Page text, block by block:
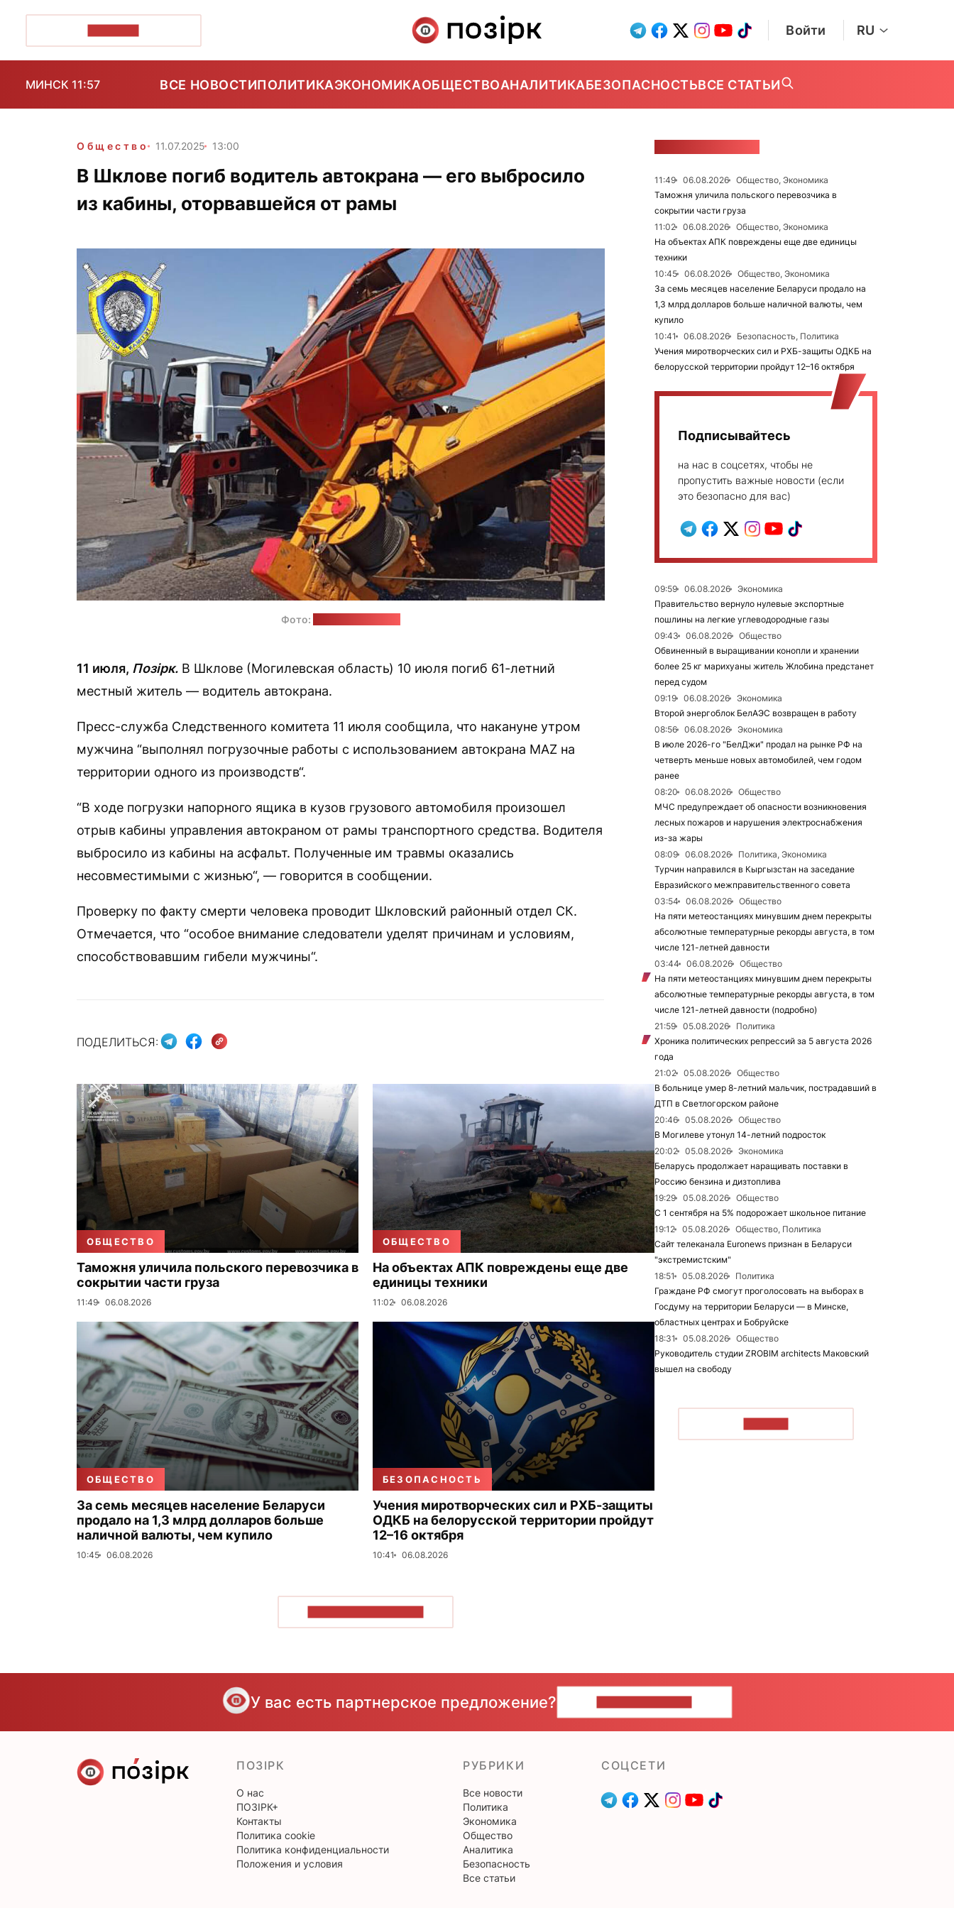
Войти RU
МИНСК 11:57 ВСЕ НОВОСТИПОЛИТИКАЭКОНОМИКАОБЩЕСТВОАНАЛИТИКАБЕЗОПАСНОСТЬВСЕ СТАТЬИ
Общество 11.07.2025 13:00
В Шклове погиб водитель автокрана — его выбросило
из кабины, оторвавшейся от рамы
Фото:
11 июля, Позірк. В Шклове (Могилевская область) 10 июля погиб 61-летний
местный житель — водитель автокрана.
Пресс-служба Следственного комитета 11 июля сообщила, что накануне утром
мужчина “выполнял погрузочные работы с использованием автокрана MAZ на
территории одного из производств“.
“В ходе погрузки напорного ящика в кузов грузового автомобиля произошел
отрыв кабины управления автокраном от рамы транспортного средства. Водителя
выбросило из кабины на асфальт. Полученные им травмы оказались
несовместимыми с жизнью“, — говорится в сообщении.
Проверку по факту смерти человека проводит Шкловский районный отдел СК.
Отмечается, что “особое внимание следователи уделят причинам и условиям,
способствовавшим гибели мужчины“.
ПОДЕЛИТЬСЯ:
ОБЩЕСТВО
Таможня уличила польского перевозчика в
сокрытии части груза
11:49 06.08.2026
ОБЩЕСТВО
На объектах АПК повреждены еще две
единицы техники
11:02 06.08.2026
ОБЩЕСТВО
За семь месяцев население Беларуси
продало на 1,3 млрд долларов больше
наличной валюты, чем купило
10:45 06.08.2026
БЕЗОПАСНОСТЬ
Учения миротворческих сил и РХБ-защиты
ОДКБ на белорусской территории пройдут
12–16 октября
10:41 06.08.2026
11:49 06.08.2026
Общество, Экономика
Таможня уличила польского перевозчика в
сокрытии части груза
11:02
06.08.2026
Общество, Экономика
На объектах АПК повреждены еще две единицы
техники
10:45
06.08.2026
Общество, Экономика
За семь месяцев население Беларуси продало на
1,3 млрд долларов больше наличной валюты, чем
купило
10:41
06.08.2026
Безопасность, Политика
Учения миротворческих сил и РХБ-защиты ОДКБ на
белорусской территории пройдут 12–16 октября
Подписывайтесь
на нас в соцсетях, чтобы не
пропустить важные новости (если
это безопасно для вас)
09:59 06.08.2026
Экономика
Правительство вернуло нулевые экспортные
пошлины на легкие углеводородные газы
09:43
06.08.2026
Общество
Обвиненный в выращивании конопли и хранении
более 25 кг марихуаны житель Жлобина предстанет
перед судом
09:19
06.08.2026
Экономика
Второй энергоблок БелАЭС возвращен в работу
08:56
06.08.2026
Экономика
В июле 2026-го "БелДжи" продал на рынке РФ на
четверть меньше новых автомобилей, чем годом
ранее
08:20
06.08.2026
Общество
МЧС предупреждает об опасности возникновения
лесных пожаров и нарушения электроснабжения
из-за жары
08:09
06.08.2026
Политика, Экономика
Турчин направился в Кыргызстан на заседание
Евразийского межправительственного совета
03:54
06.08.2026
Общество
На пяти метеостанциях минувшим днем перекрыты
абсолютные температурные рекорды августа, в том
числе 121-летней давности
03:44
06.08.2026
Общество
На пяти метеостанциях минувшим днем перекрыты
абсолютные температурные рекорды августа, в том
числе 121-летней давности (подробно)
21:59
05.08.2026
Политика
Хроника политических репрессий за 5 августа 2026
года
21:02
05.08.2026
Общество
В больнице умер 8-летний мальчик, пострадавший в
ДТП в Светлогорском районе
20:46
05.08.2026
Общество
В Могилеве утонул 14-летний подросток
20:02
05.08.2026
Экономика
Беларусь продолжает наращивать поставки в
Россию бензина и дизтоплива
19:29
05.08.2026
Общество
С 1 сентября на 5% подорожает школьное питание
19:12
05.08.2026
Общество, Политика
Сайт телеканала Euronews признан в Беларуси
"экстремистским"
18:51
05.08.2026
Политика
Граждане РФ смогут проголосовать на выборах в
Госдуму на территории Беларуси — в Минске,
областных центрах и Бобруйске
18:31
05.08.2026
Общество
Руководитель студии ZROBIM architects Маковский
вышел на свободу
У вас есть партнерское предложение?
ПОЗІРК
О нас
ПОЗІРК+
Контакты
Политика cookie
Политика конфиденциальности
Положения и условия
РУБРИКИ
Все новости
Политика
Экономика
Общество
Аналитика
Безопасность
Все статьи
CОЦСЕТИ